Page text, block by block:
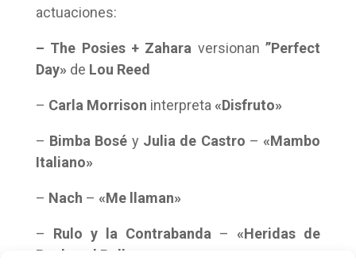
actuaciones:
– The Posies + Zahara versionan ”Perfect
Day» de Lou Reed
– Carla Morrison interpreta «Disfruto»
– Bimba Bosé y Julia de Castro –«Mambo
Italiano»
– Nach – «Me llaman»
– Rulo y la Contrabanda –«Heridas de
Rock and Roll»